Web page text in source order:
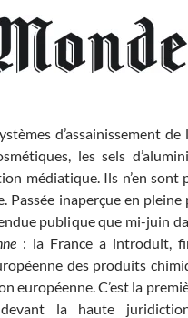
d’assainissement de
les sels
médiatique. Ils n’en sont
Passée inaperçue en pleine
publique que mi-juin
: la France a introduit,
des produits
européenne. C’est la
la haute